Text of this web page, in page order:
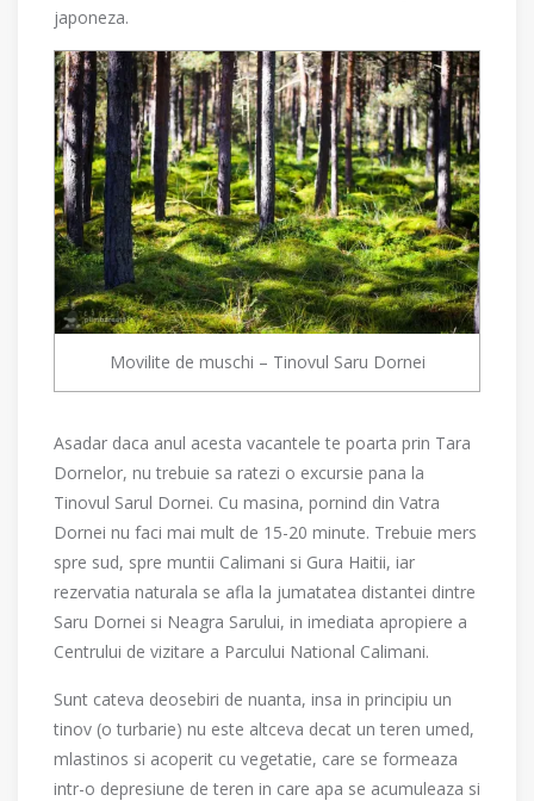
japoneza.
Movilite de muschi – Tinovul Saru Dornei
Asadar daca anul acesta vacantele te poarta prin Tara
Dornelor, nu trebuie sa ratezi o excursie pana la
Tinovul Sarul Dornei. Cu masina, pornind din Vatra
Dornei nu faci mai mult de 15-20 minute. Trebuie mers
spre sud, spre muntii Calimani si Gura Haitii, iar
rezervatia naturala se afla la jumatatea distantei dintre
Saru Dornei si Neagra Sarului, in imediata apropiere a
Centrului de vizitare a Parcului National Calimani.
Sunt cateva deosebiri de nuanta, insa in principiu un
tinov (o turbarie) nu este altceva decat un teren umed,
mlastinos si acoperit cu vegetatie, care se formeaza
intr-o depresiune de teren in care apa se acumuleaza si